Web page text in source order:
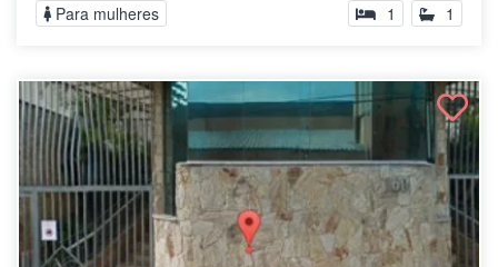
Para mulheres 1 1